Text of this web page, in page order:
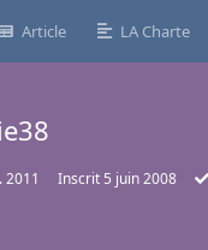
Article LA Charte
2011 Inscrit 5 juin 2008